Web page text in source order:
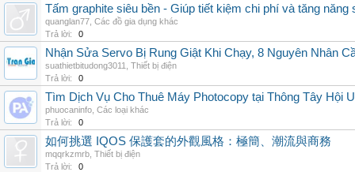
Tấm graphite siêu bền - Giúp tiết kiệm chi phí và tăng năng
quanglan77 Các đồ gia dụng khác
Trả lời:
0
Nhận Sửa Servo Bị Rung Giật Khi Chạy, 8 Nguyên Nhân
suathietbitudong3011
Thiết bị điện
Trả lời:
0
Tìm Dịch Vụ Cho Thuê Máy Photocopy tại Thông Tây Hội
phuocaninfo Các loại khác
Trả lời:
0
如何挑選 IQOS 保護套的外觀風格：極簡、潮流與商務
mqqrkzmrb Thiết bị điện
Trả lời:
0